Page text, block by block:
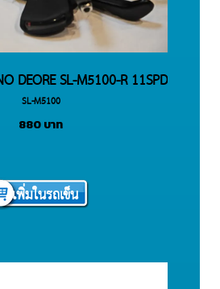
DEORE SL-M5100-R 11SPD
SL-M5100
880บาท
เพิ่มในรถเข็น